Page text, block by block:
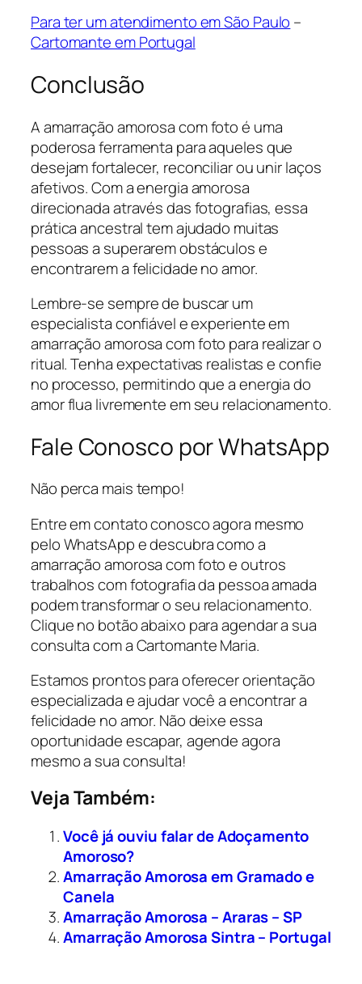
Para ter um atendimento em São Paulo –
Cartomante em Portugal
Conclusão
A amarração amorosa com foto é uma
poderosa ferramenta para aqueles que
desejam fortalecer, reconciliar ou unir laços
afetivos. Com a energia amorosa
direcionada através das fotografias, essa
prática ancestral tem ajudado muitas
pessoas a superarem obstáculos e
encontrarem a felicidade no amor.
Lembre-se sempre de buscar um
especialista confiável e experiente em
amarração amorosa com foto para realizar o
ritual. Tenha expectativas realistas e confie
no processo, permitindo que a energia do
amor flua livremente em seu relacionamento.
Fale Conosco por WhatsApp
Não perca mais tempo!
Entre em contato conosco agora mesmo
pelo WhatsApp e descubra como a
amarração amorosa com foto e outros
trabalhos com fotografia da pessoa amada
podem transformar o seu relacionamento.
Clique no botão abaixo para agendar a sua
consulta com a Cartomante Maria.
Estamos prontos para oferecer orientação
especializada e ajudar você a encontrar a
felicidade no amor. Não deixe essa
oportunidade escapar, agende agora
mesmo a sua consulta!
Veja Também:
Você já ouviu falar de Adoçamento
Amoroso?
Amarração Amorosa em Gramado e
Canela
Amarração Amorosa – Araras – SP
Amarração Amorosa Sintra – Portugal